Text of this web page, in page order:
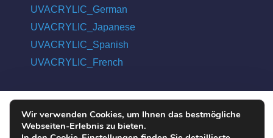
UVACRYLIC_German
UVACRYLIC_Japanese
UVACRYLIC_Spanish
UVACRYLIC_French
COPYRIGHT © 2004 - 2026 UVPLASTIC MATERIAL TECHNOLOGY
CO., LTD. ALL RIGHTS RESERVED
Wir verwenden Cookies, um Ihnen das bestmögliche
Webseiten-Erlebnis zu bieten.